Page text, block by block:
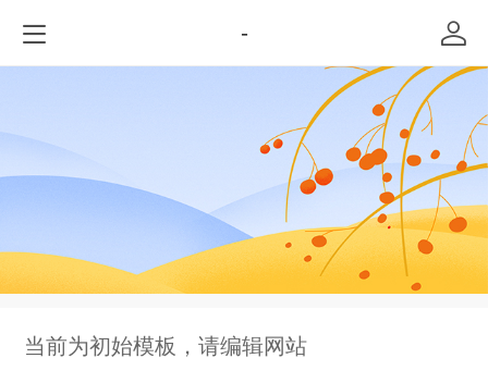
-
当前为初始模板，请编辑网站